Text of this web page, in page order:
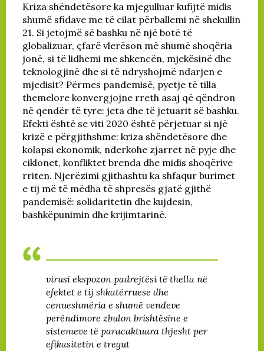
Kriza shëndetësore ka mjegulluar kufijtë midis
shumë sfidave me të cilat përballemi në shekullin
21. Si jetojmë së bashku në një botë të
globalizuar, çfarë vlerëson më shumë shoqëria
jonë, si të lidhemi me shkencën, mjekësinë dhe
teknologjinë dhe si të ndryshojmë ndarjen e
mjedisit? Përmes pandemisë, pyetje të tilla
themelore konvergjojne rreth asaj që qëndron
në qendër të tyre: jeta dhe të jetuarit së bashku.
Efekti është se viti 2020 është përjetuar si një
krizë e përgjithshme: kriza shëndetësore dhe
kolapsi ekonomik, nderkohe zjarret në pyje dhe
ciklonet, konfliktet brenda dhe midis shoqërive
rriten. Njerëzimi gjithashtu ka shfaqur burimet
e tij më të mëdha të shpresës gjatë gjithë
pandemisë: solidaritetin dhe kujdesin,
bashkëpunimin dhe krijimtarinë.
virusi ekspozon padrejtësi të thella në
efektet e tij shkatërruese dhe
cenueshmëria e shumë vendeve
perëndimore zbulon brishtësine e
sistemeve të paracaktuara thjesht per
efikasitetin e tregut